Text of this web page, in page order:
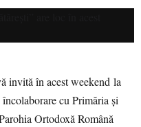
invităînacest weekend la
încolaborarecuPrimăriași
OrtodoxăRomână